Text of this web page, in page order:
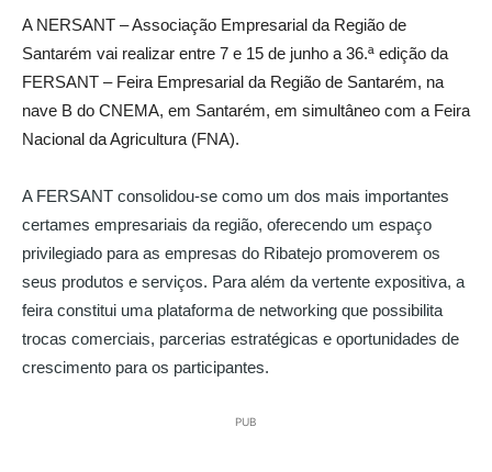
A NERSANT – Associação Empresarial da Região de
Santarém vai realizar entre 7 e 15 de junho a 36.ª edição da
FERSANT – Feira Empresarial da Região de Santarém, na
nave B do CNEMA, em Santarém, em simultâneo com a Feira
Nacional da Agricultura (FNA).
A FERSANT consolidou-se como um dos mais importantes
certames empresariais da região, oferecendo um espaço
privilegiado para as empresas do Ribatejo promoverem os
seus produtos e serviços. Para além da vertente expositiva, a
feira constitui uma plataforma de networking que possibilita
trocas comerciais, parcerias estratégicas e oportunidades de
crescimento para os participantes.
PUB